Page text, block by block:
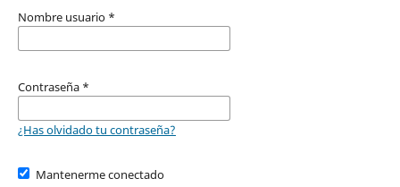
Nombre usuario *
Contraseña *
¿Has olvidado tu contraseña?
Mantenerme conectado